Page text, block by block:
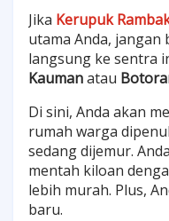
Jika Kerupuk
utama Anda, jangan
langsung ke sentra
Kaumanatau
Di sini, Anda akan
rumah warga
sedang dijemur.
mentah kiloan
lebih murah. Plus,
baru.